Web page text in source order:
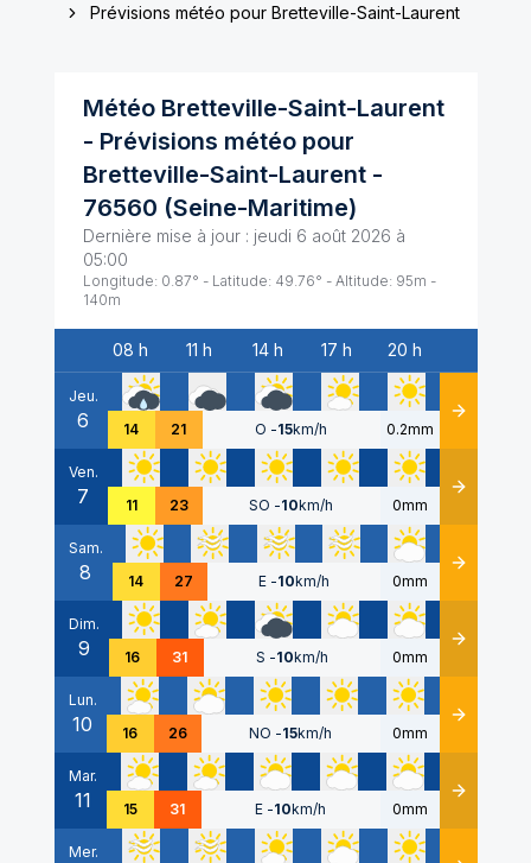
Prévisions météo pour Bretteville-Saint-Laurent
Météo Bretteville-Saint-Laurent
- Prévisions météo pour
Bretteville-Saint-Laurent-
76560 (Seine-Maritime)
Dernière mise à jour : jeudi 6 août 2026 à
05:00
Longitude: 0.87° - Latitude: 49.76° - Altitude: 95m -
140m
Date
08 h 11 h 14 h 17 h 20 h
Jeu.
6 14 21 O -15km/h 0.2mm Détails
Ven.
7 11 23 SO -10km/h 0mm Détails
Sam.
8 14 27 E -10km/h 0mm Détails
Dim.
9 16 31 S -10km/h 0mm Détails
Lun.
10 16 26 NO -15km/h 0mm Détails
Mar.
11 15 31 E -10km/h 0mm Détails
Mer.